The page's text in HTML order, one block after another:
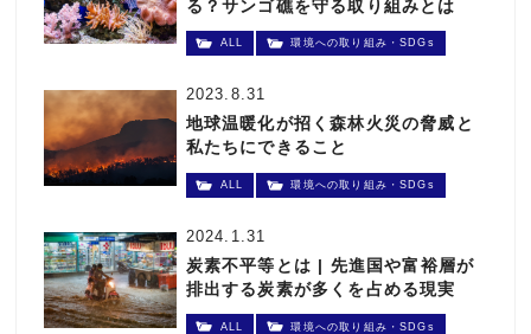
る？サンゴ礁を守る取り組みとは
ALL 環境への取り組み・SDGs
2023.8.31
地球温暖化が招く森林火災の脅威と
私たちにできること
ALL 環境への取り組み・SDGs
2024.1.31
炭素不平等とは | 先進国や富裕層が
排出する炭素が多くを占める現実
ALL 環境への取り組み・SDGs